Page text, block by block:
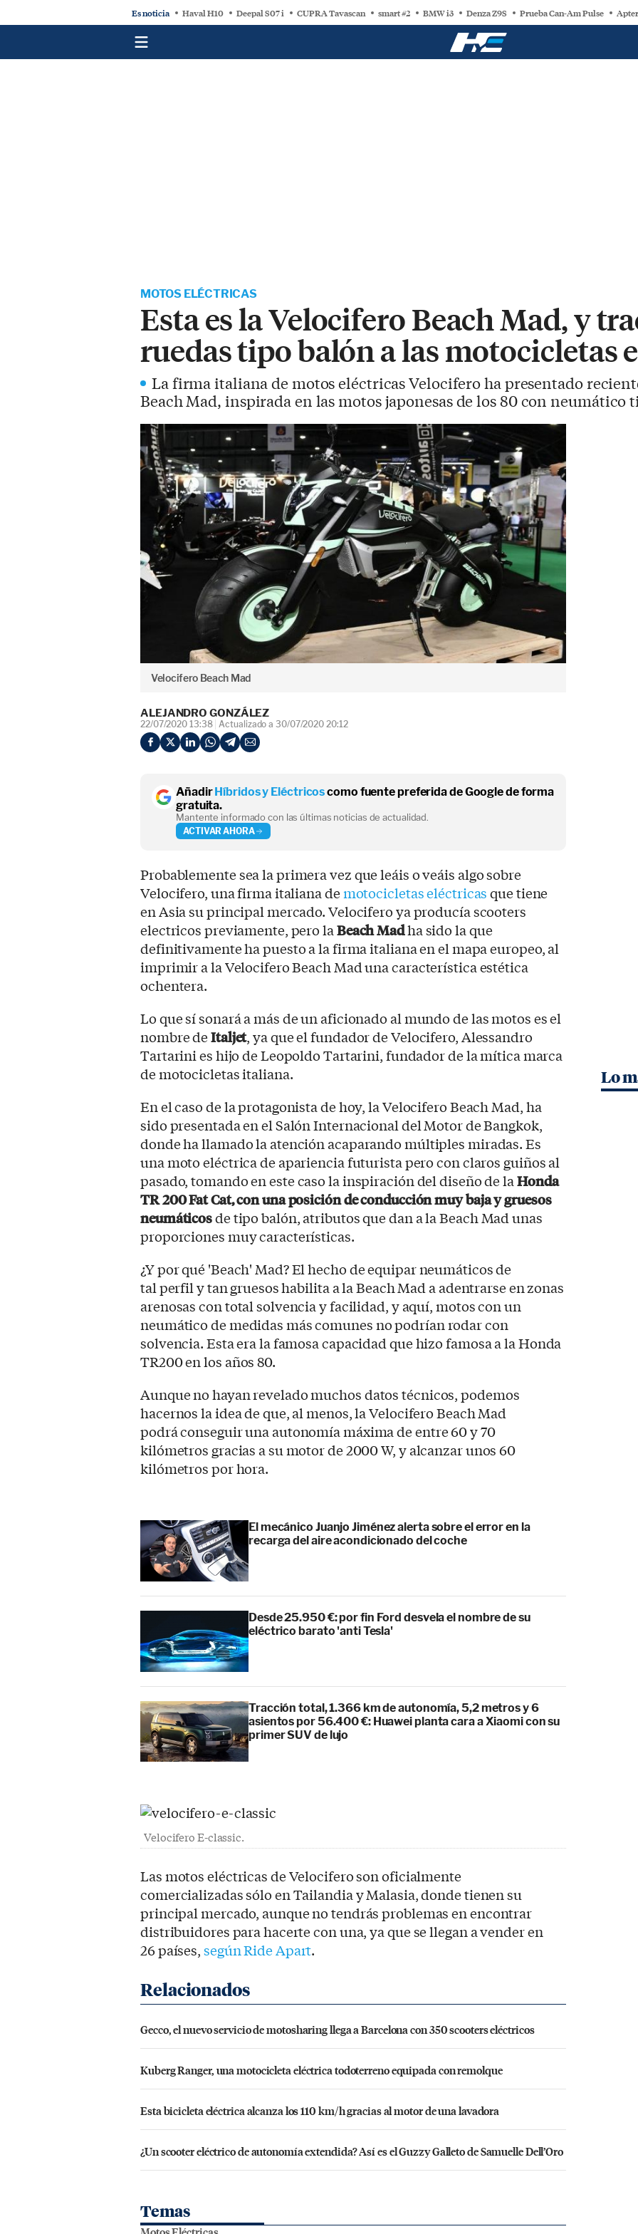
Es noticia Haval H10 Deepal S07 i CUPRA Tavascan smart #2 BMW i3 Denza Z9S Prueba Can-Am Pulse
MOTOS ELÉCTRICAS
Esta es la Velocifero Beach Mad, y
ruedas tipo balón a las motocicletas
La firma italiana de motos eléctricas Velocifero ha presentado
Beach Mad, inspirada en las motos japonesas de los 80 con neumático
Velocifero Beach Mad
ALEJANDRO GONZÁLEZ
22/07/2020 13:38 Actualizado a 30/07/2020 20:12
AñadirHíbridos y Eléctricoscomo fuente preferida de Google de forma
gratuita.
Mantente informado con las últimas noticias de actualidad.
ACTIVAR AHORA
Probablemente sea la primera vez que leáis o veáis algo sobre
Velocifero, una firma italiana demotocicletas eléctricasque tiene
en Asia su principal mercado. Velocifero ya producía scooters
electricos previamente, pero laBeach Madha sido la que
definitivamente ha puesto a la firma italiana en el mapa europeo, al
imprimir a la Velocifero Beach Mad una característica estética
ochentera.
Lo que sí sonará a más de un aficionado al mundo de las motos es el
nombre deItaljet, ya que el fundador de Velocifero, Alessandro
Tartarini es hijo de Leopoldo Tartarini, fundador de la mítica marca
de motocicletas italiana.
En el caso de la protagonista de hoy, la Velocifero Beach Mad, ha
sido presentada en el Salón Internacional del Motor de Bangkok,
donde ha llamado la atención acaparando múltiples miradas. Es
una moto eléctrica de apariencia futurista pero con claros guiños al
pasado, tomando en este caso la inspiración del diseño de laHonda
TR 200 Fat Cat, con una posición de conducción muy baja y gruesos
neumáticosde tipo balón, atributos que dan a la Beach Mad unas
proporciones muy características.
¿Y por qué 'Beach' Mad? El hecho de equipar neumáticos de
tal perfil y tan gruesos habilita a la Beach Mad a adentrarse en zonas
arenosas con total solvencia y facilidad, y aquí, motos con un
neumático de medidas más comunes no podrían rodar con
solvencia. Esta era la famosa capacidad que hizo famosa a la Honda
TR200 en los años 80.
Aunque no hayan revelado muchos datos técnicos, podemos
hacernos la idea de que, al menos, la Velocifero Beach Mad
podrá conseguir una autonomía máxima de entre 60 y 70
kilómetros gracias a su motor de 2000 W, y alcanzar unos 60
kilómetros por hora.
El mecánico Juanjo Jiménez alerta sobre el error en la
recarga del aire acondicionado del coche
Desde 25.950 €: por fin Ford desvela el nombre de su
eléctrico barato 'anti Tesla'
Tracción total, 1.366 km de autonomía, 5,2 metros y 6
asientos por 56.400 €: Huawei planta cara a Xiaomi con su
primer SUV de lujo
Velocifero E-classic.
Las motos eléctricas de Velocifero son oficialmente
comercializadas sólo en Tailandia y Malasia, donde tienen su
principal mercado, aunque no tendrás problemas en encontrar
distribuidores para hacerte con una, ya que se llegan a vender en
26 países,según Ride Apart.
Gecco, el nuevo servicio de motosharing llega a Barcelona con 350 scooters eléctricos
Kuberg Ranger, una motocicleta eléctrica todoterreno equipada con remolque
Esta bicicleta eléctrica alcanza los 110 km/h gracias al motor de una lavadora
¿Un scooter eléctrico de autonomía extendida? Así es el Guzzy Galleto de Samuelle Dell’Oro
Temas
Lo